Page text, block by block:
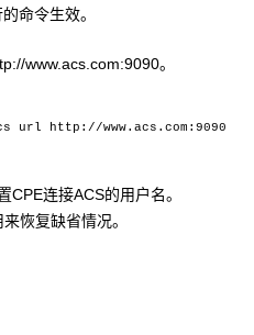
命令生效。
www.acs.com:9090。
url http://www.acs.com:9090
CPE连接ACS的用户名。
恢复缺省情况。